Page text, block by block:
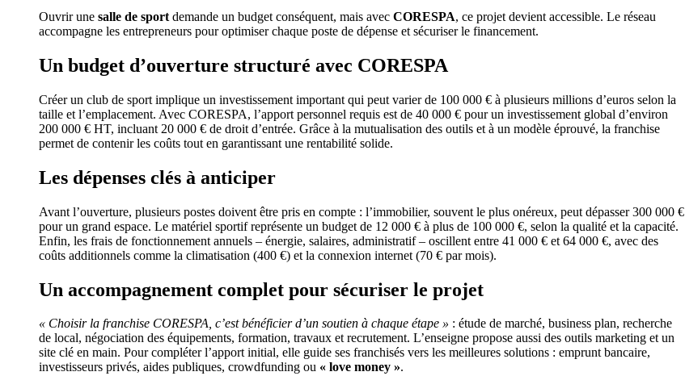
Ouvrir une salle de sport demande un budget conséquent, mais avec CORESPA, ce projet devient accessible. Le réseau
accompagne les entrepreneurs pour optimiser chaque poste de dépense et sécuriser le financement.
Un budget d’ouverture structuré avec CORESPA
Créer un club de sport implique un investissement important qui peut varier de 100 000 € à plusieurs millions d’euros selon la
taille et l’emplacement. Avec CORESPA, l’apport personnel requis est de 40 000 € pour un investissement global d’environ
200 000 € HT, incluant 20 000 € de droit d’entrée. Grâce à la mutualisation des outils et à un modèle éprouvé, la franchise
permet de contenir les coûts tout en garantissant une rentabilité solide.
Les dépenses clés à anticiper
Avant l’ouverture, plusieurs postes doivent être pris en compte : l’immobilier, souvent le plus onéreux, peut dépasser 300 000 €
pour un grand espace. Le matériel sportif représente un budget de 12 000 € à plus de 100 000 €, selon la qualité et la capacité.
Enfin, les frais de fonctionnement annuels – énergie, salaires, administratif – oscillent entre 41 000 € et 64 000 €, avec des
coûts additionnels comme la climatisation (400 €) et la connexion internet (70 € par mois).
Un accompagnement complet pour sécuriser le projet
« Choisir la franchise CORESPA, c’est bénéficier d’un soutien à chaque étape » : étude de marché, business plan, recherche
de local, négociation des équipements, formation, travaux et recrutement. L’enseigne propose aussi des outils marketing et un
site clé en main. Pour compléter l’apport initial, elle guide ses franchisés vers les meilleures solutions : emprunt bancaire,
investisseurs privés, aides publiques, crowdfunding ou « love money ».